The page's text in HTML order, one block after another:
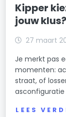
Kipper
jouw klus?
27 maart
Je merkt pas
momenten:
straat, of
asconfiguratie
LEES